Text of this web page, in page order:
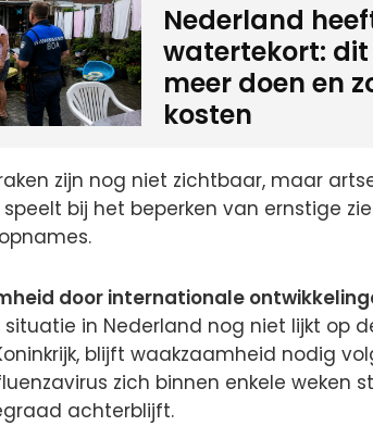
Nederland
watertekort:
meer doen en
kosten
zijn nog niet zichtbaar, maar
bij het beperken van ernstige
door internationale
situatie in Nederland nog niet lijkt op
blijft waakzaamheid nodig
zich binnen enkele weken
achterblijft.